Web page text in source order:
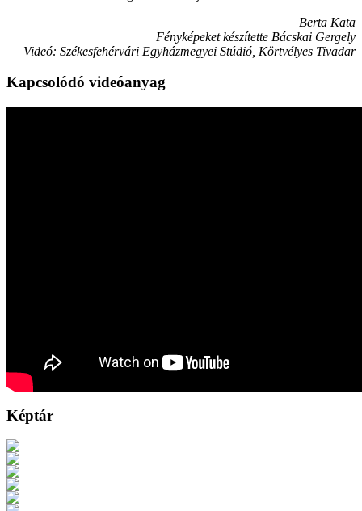
Berta Kata
Fényképeket készítette Bácskai Gergely
Videó: Székesfehérvári Egyházmegyei Stúdió, Körtvélyes Tivadar
Kapcsolódó videóanyag
Képtár